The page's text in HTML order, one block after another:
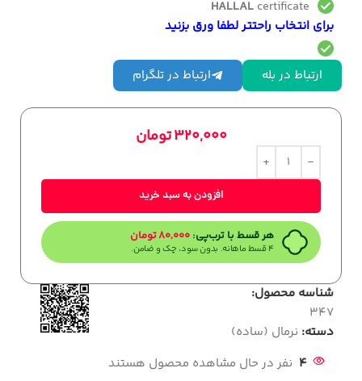
HALLAL certificate
برای انتخاب راحتتر لطفا ورق بزنید
ارتباط در بله ارتباط در تلگرام
320,000تومان
افزودن به سبد خرید
هر قسط با ترب‌پی: 80,000تومان
۴ قسط ماهانه. بدون سود، چک و ضامن.
شناسه محصول:
347
دسته: نرمال (ساده)
4 نفر در حال مشاهده محصول هستند